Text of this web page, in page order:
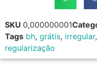
SKU 0,000000001
Tags bh, grátis, irregular,
regularização